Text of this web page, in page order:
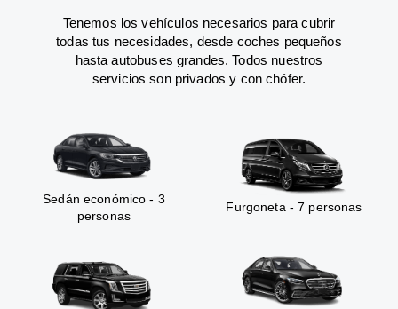
Tenemos los vehículos necesarios para cubrir
todas tus necesidades, desde coches pequeños
hasta autobuses grandes. Todos nuestros
servicios son privados y con chófer.
Sedán económico - 3
personas
Furgoneta - 7 personas